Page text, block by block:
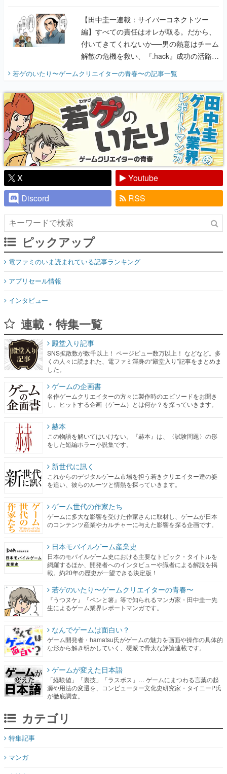
に行って、より理解を深めよう【PR】
【田中圭一連載：サイバーコネクトツー
編】すべての責任はオレが取る。だから、
付いてきてくれないか──男の熱意はチーム
解散の危機を救い、『.hack』成功の活路を
『少年ジャンプ』色だった【若ゲのいた
り】
若ゲのいたり〜ゲームクリエイターの青春〜の記事一覧
X
Youtube
Discord
RSS
ピックアップ
電ファミのいま読まれている記事ランキング
アプリセール情報
インタビュー
連載・特集一覧
殿堂入り記事
SNS拡散数が数千以上！ ページビュー数万以上！ などなど。多
くの人々に読まれた、電ファミ渾身の“殿堂入り”記事をまとめま
した。
ゲームの企画書
名作ゲームクリエイターの方々に製作時のエピソードをお聞き
し、ヒットする企画（ゲーム）とは何か？を探っていきます。
赫本
この物語を解いてはいけない。『赫本』は、〈試験問題〉の形
をした短編ホラー小説集です。
新世代に訊く
これからのデジタルゲーム市場を担う若きクリエイター達の姿
を追い、彼らのルーツと情熱を探っていきます。
ゲーム世代の作家たち
ゲームに多大な影響を受けた作家さんに取材し、ゲームが日本
のコンテンツ産業やカルチャーに与えた影響を探る企画です。
日本モバイルゲーム産業史
日本のモバイルゲーム史における主要なトピック・タイトルを
網羅するほか、開発者へのインタビューや識者による解説を掲
載。約20年の歴史が一望できる決定版！
若ゲのいたり〜ゲームクリエイターの青春〜
『うつヌケ』『ペンと箸』等で知られるマンガ家・田中圭一先
生によるゲーム業界レポートマンガです。
なんでゲームは面白い？
ゲーム開発者・hamatsu氏がゲームの魅力を画面や操作の具体的
な形から解き明かしていく、硬派で骨太な評論連載です。
ゲームが変えた日本語
「経験値」「裏技」「ラスボス」… ゲームにまつわる言葉の起
源や用法の変遷を、コンピューター文化史研究家・タイニーP氏
が徹底調査。
カテゴリ
特集記事
マンガ